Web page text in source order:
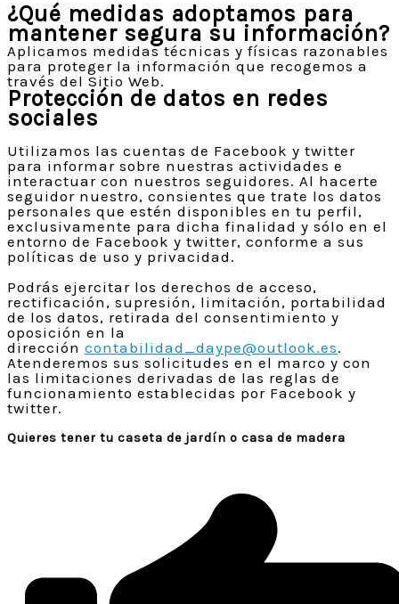
¿Qué medidas adoptamos para
mantener segura su información?
Aplicamos medidas técnicas y físicas razonables
para proteger la información que recogemos a
través del Sitio Web.
Protección de datos en redes
sociales
Utilizamos las cuentas de Facebook y twitter
para informar sobre nuestras actividades e
interactuar con nuestros seguidores. Al hacerte
seguidor nuestro, consientes que trate los datos
personales que estén disponibles en tu perfil,
exclusivamente para dicha finalidad y sólo en el
entorno de Facebook y twitter, conforme a sus
políticas de uso y privacidad.
Podrás ejercitar los derechos de acceso,
rectificación, supresión, limitación, portabilidad
de los datos, retirada del consentimiento y
oposición en la
dirección contabilidad_daype@outlook.es.
Atenderemos sus solicitudes en el marco y con
las limitaciones derivadas de las reglas de
funcionamiento establecidas por Facebook y
twitter.
Quieres tener tu caseta de jardín o casa de madera